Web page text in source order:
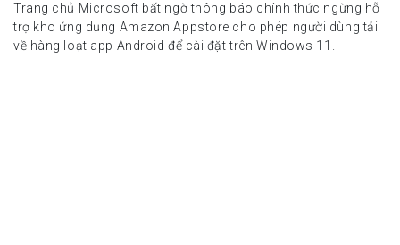
Trang chủ Microsoft bất ngờ thông báo chính thức ngừng hỗ
trợ kho ứng dụng Amazon Appstore cho phép người dùng tải
về hàng loạt app Android để cài đặt trên Windows 11.